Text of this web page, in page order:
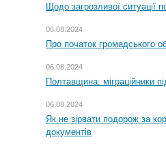
Щодо загрозливої ситуації
06.08.2024
Про початок громадського
06.08.2024
Полтавщина: міграційники
06.08.2024
Як не зірвати подорож за
документів